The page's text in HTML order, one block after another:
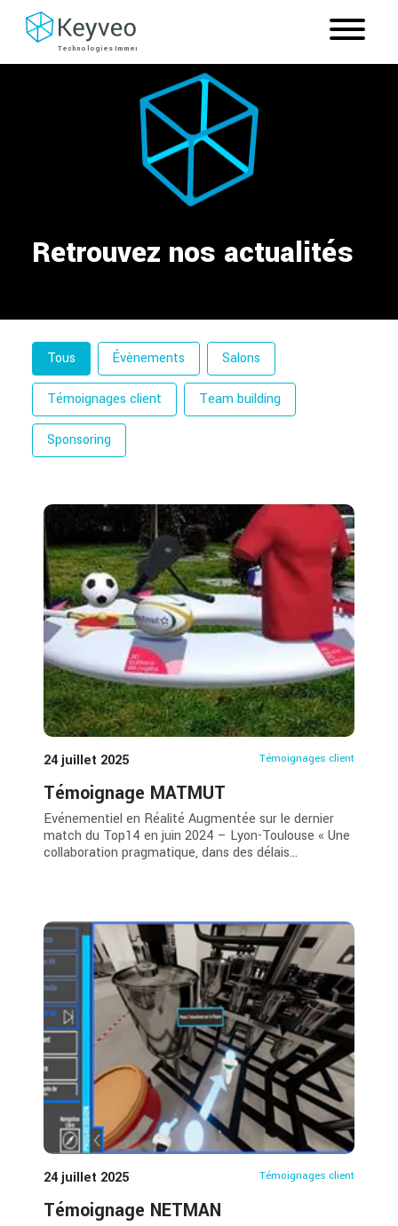
Retrouvez nos actualités
Filtre par catégorie
Tous Évènements Salons
Témoignages client Team building
Sponsoring
24 juillet 2025 Témoignages client
Témoignage MATMUT
Evénementiel en Réalité Augmentée sur le dernier
match du Top14 en juin 2024 – Lyon-Toulouse « Une
collaboration pragmatique, dans des délais...
24 juillet 2025 Témoignages client
Témoignage NETMAN